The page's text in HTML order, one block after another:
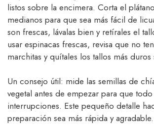
listos sobre la encimera. Corta el
medianos para que sea más fácil de
son frescas, lávalas bien y retírales el
usar espinacas frescas, revisa que no
marchitas y quítales los tallos más
Un consejo útil: mide las semillas de
vegetal antes de empezar para que
interrupciones. Este pequeño detalle
preparación sea más rápida y agradable.